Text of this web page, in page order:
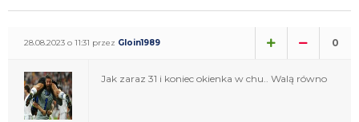
28.08.2023 o 11:31 przez Gloin1989 0
Jak zaraz 31 i koniec okienka w chu.. Walą równo